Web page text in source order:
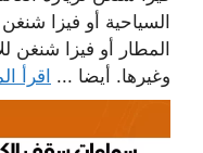
السياحية أو فيزا
المطار أو فيزا شنغن
وغيرها. أيضا ...
اقرأ